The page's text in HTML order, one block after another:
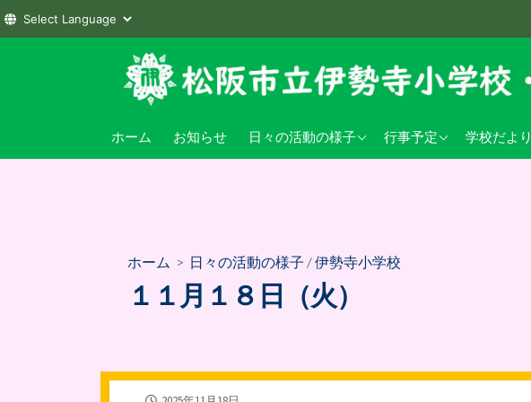
へ
ホーム お知らせ 日々の活動の様子
伊勢寺小学校
行事予定
小学校行事予定学校だより
ホーム > 日々の活動の様子 /伊勢寺小学校
１１月１８日（火）